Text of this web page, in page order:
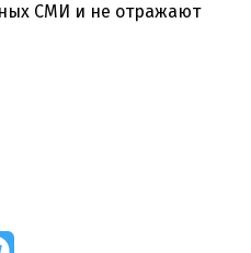
СМИ и не отражают